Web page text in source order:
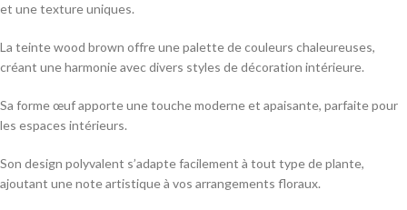
et une texture uniques.
La teinte wood brown offre une palette de couleurs chaleureuses,
créant une harmonie avec divers styles de décoration intérieure.
Sa forme œuf apporte une touche moderne et apaisante, parfaite pour
les espaces intérieurs.
Son design polyvalent s’adapte facilement à tout type de plante,
ajoutant une note artistique à vos arrangements floraux.